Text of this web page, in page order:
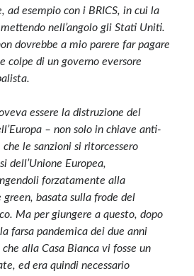
ad esempio con i BRICS, in cui la
nell’angolo gli Stati Uniti.
dovrebbe a mio parere far pagare
colpe di un governo eversore
essere la distruzione del
– non solo in chiave anti-
le sanzioni si ritorcessero
dell’Unione Europea,
forzatamente alla
basata sulla frode del
Ma per giungere a questo, dopo
farsa pandemica dei due anni
alla Casa Bianca vi fosse un
ed era quindi necessario